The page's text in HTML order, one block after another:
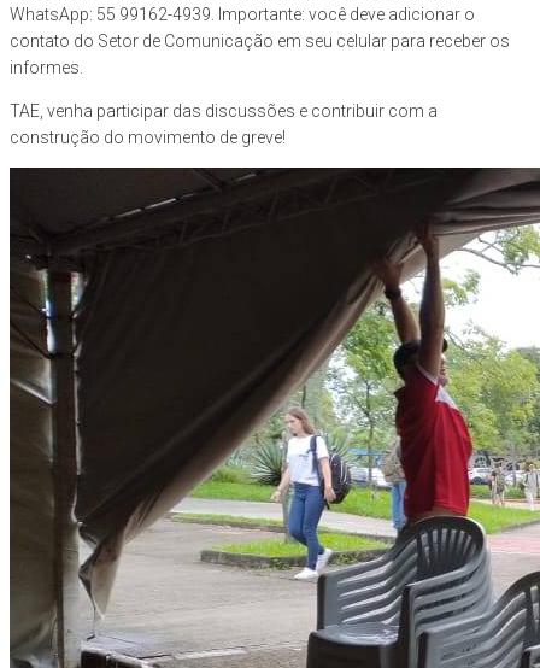
WhatsApp: 55 99162-4939. Importante: você deve adicionar o
contato do Setor de Comunicação em seu celular para receber os
informes.
TAE, venha participar das discussões e contribuir com a
construção do movimento de greve!